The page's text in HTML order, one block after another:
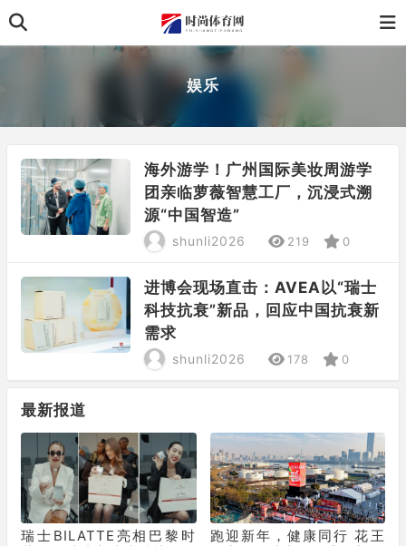
娱乐
海外游学！广州国际美妆周游学
团亲临萝薇智慧工厂，沉浸式溯
源“中国智造”
shunli2026 219 0
进博会现场直击：AVEA以“瑞士
科技抗衰”新品，回应中国抗衰新
需求
shunli2026 178 0
最新报道
瑞士BILATTE亮相巴黎时
跑迎新年，健康同行 花王